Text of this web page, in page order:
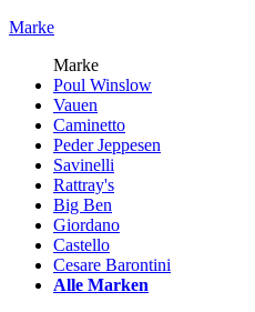
Marke
Marke
Poul Winslow
Vauen
Caminetto
Peder Jeppesen
Savinelli
Rattray's
Big Ben
Giordano
Castello
Cesare Barontini
Alle Marken